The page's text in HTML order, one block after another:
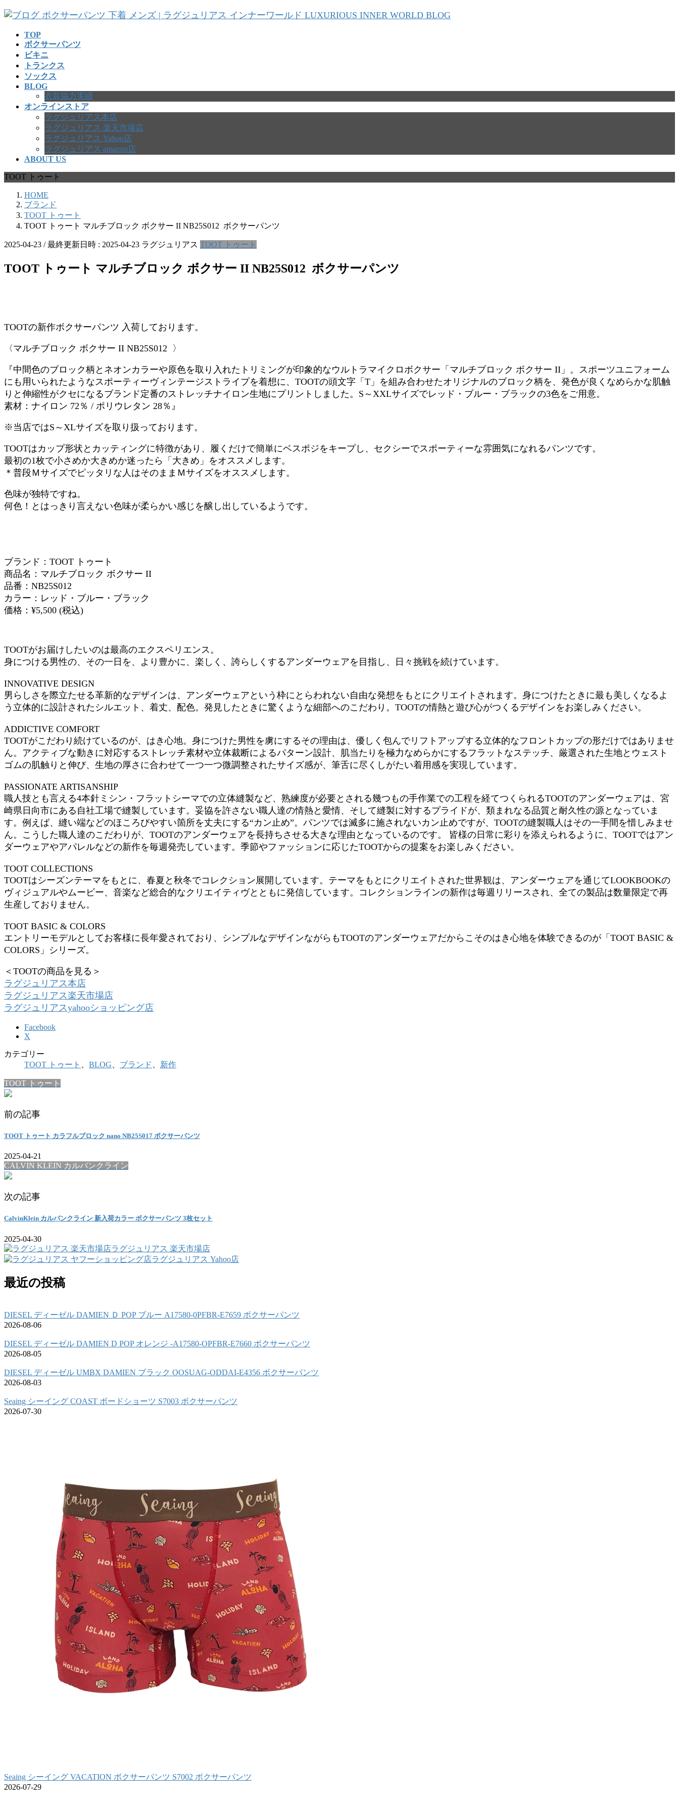
コ
ナ
TOP
ボクサーパンツ
ビキニ
トランクス
ソックス
BLOG
衣装協力実績
オンラインストア
ラグジュリアス本店
ラグジュリアス 楽天市場店
ラグジュリアス Yahoo店
ラグジュリアス amazon店
ABOUT US
TOOT トゥート
HOME
ブランド
TOOT トゥート
TOOT トゥート マルチブロック ボクサー II NB25S012 ボクサーパンツ
2025-04-23 / 最終更新日時 : 2025-04-23 ラグジュリアス TOOT トゥート
TOOT トゥート マルチブロック ボクサー II NB25S012 ボクサーパンツ
TOOTの新作ボクサーパンツ 入荷しております。
〈マルチブロック ボクサー II NB25S012 〉
『中間色のブロック柄とネオンカラーや原色を取り入れたトリミングが印象的なウルトラマイクロボクサー「マルチブロック ボクサー II」。スポーツユニフォーム
にも用いられたようなスポーティーヴィンテージストライプを着想に、TOOTの頭文字「T」を組み合わせたオリジナルのブロック柄を、発色が良くなめらかな肌触
りと伸縮性がクセになるブランド定番のストレッチナイロン生地にプリントしました。S～XXLサイズでレッド・ブルー・ブラックの3色をご用意。
素材：ナイロン 72％ / ポリウレタン 28％』
※当店ではS～XLサイズを取り扱っております。
TOOTはカップ形状とカッティングに特徴があり、履くだけで簡単にベスポジをキープし、セクシーでスポーティーな雰囲気になれるパンツです。
最初の1枚で小さめか大きめか迷ったら「大きめ」をオススメします。
＊普段Ｍサイズでピッタリな人はそのままＭサイズをオススメします。
色味が独特ですね。
何色！とはっきり言えない色味が柔らかい感じを醸し出しているようです。
ブランド：TOOT トゥート
商品名：マルチブロック ボクサー II
品番：NB25S012
カラー：レッド・ブルー・ブラック
価格：¥5,500 (税込)
TOOTがお届けしたいのは最高のエクスペリエンス。
身につける男性の、その一日を、より豊かに、楽しく、誇らしくするアンダーウェアを目指し、日々挑戦を続けています。
INNOVATIVE DESIGN
男らしさを際立たせる革新的なデザインは、アンダーウェアという枠にとらわれない自由な発想をもとにクリエイトされます。身につけたときに最も美しくなるよ
う立体的に設計されたシルエット、着丈、配色。発見したときに驚くような細部へのこだわり。TOOTの情熱と遊び心がつくるデザインをお楽しみください。
ADDICTIVE COMFORT
TOOTがこだわり続けているのが、はき心地。身につけた男性を虜にするその理由は、優しく包んでリフトアップする立体的なフロントカップの形だけではありませ
ん。アクティブな動きに対応するストレッチ素材や立体裁断によるパターン設計、肌当たりを極力なめらかにするフラットなステッチ、厳選された生地とウェスト
ゴムの肌触りと伸び、生地の厚さに合わせて一つ一つ微調整されたサイズ感が、筆舌に尽くしがたい着用感を実現しています。
PASSIONATE ARTISANSHIP
職人技とも言える4本針ミシン・フラットシーマでの立体縫製など、熟練度が必要とされる幾つもの手作業での工程を経てつくられるTOOTのアンダーウェアは、宮
崎県日向市にある自社工場で縫製しています。妥協を許さない職人達の情熱と愛情、そして縫製に対するプライドが、類まれなる品質と耐久性の源となっていま
す。例えば、縫い端などのほころびやすい箇所を丈夫にする“カン止め”。パンツでは滅多に施されないカン止めですが、TOOTの縫製職人はその一手間を惜しみませ
ん。こうした職人達のこだわりが、TOOTのアンダーウェアを長持ちさせる大きな理由となっているのです。 皆様の日常に彩りを添えられるように、TOOTではアン
ダーウェアやアパレルなどの新作を毎週発売しています。季節やファッションに応じたTOOTからの提案をお楽しみください。
TOOT COLLECTIONS
TOOTはシーズンテーマをもとに、春夏と秋冬でコレクション展開しています。テーマをもとにクリエイトされた世界観は、アンダーウェアを通じてLOOKBOOKの
ヴィジュアルやムービー、音楽など総合的なクリエイティヴとともに発信しています。コレクションラインの新作は毎週リリースされ、全ての製品は数量限定で再
生産しておりません。
TOOT BASIC & COLORS
エントリーモデルとしてお客様に長年愛されており、シンプルなデザインながらもTOOTのアンダーウェアだからこそのはき心地を体験できるのが「TOOT BASIC &
COLORS」シリーズ。
＜TOOTの商品を見る＞
ラグジュリアス本店
ラグジュリアス楽天市場店
ラグジュリアスyahooショッピング店
Facebook
X
カテゴリー
TOOT トゥート
BLOG ブランド 新作
TOOT トゥート
前の記事
TOOT トゥート カラフルブロック nano NB25S017 ボクサーパンツ
2025-04-21
CALVIN KLEIN カルバンクライン
次の記事
CalvinKlein カルバンクライン 新入荷カラー ボクサーパンツ 3枚セット
2025-04-30
ラグジュリアス 楽天市場店
ラグジュリアス Yahoo店
最近の投稿
DIESEL ディーゼル DAMIEN Ｄ POP ブルー A17580-0PFBR-E7659 ボクサーパンツ
2026-08-06
DIESEL ディーゼル DAMIEN D POP オレンジ -A17580-OPFBR-E7660 ボクサーパンツ
2026-08-05
DIESEL ディーゼル UMBX DAMIEN ブラック OOSUAG-ODDAI-E4356 ボクサーパンツ
2026-08-03
Seaing シーイング COAST ボードショーツ S7003 ボクサーパンツ
2026-07-30
Seaing シーイング VACATION ボクサーパンツ S7002 ボクサーパンツ
2026-07-29